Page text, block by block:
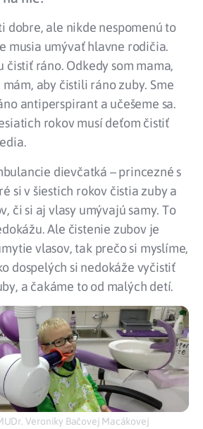
dobre, ale nikde nespomenú to
musia umývať hlavne rodičia.
čistiť ráno. Odkedy som mama,
aby čistili ráno zuby. Sme
antiperspirant a učešeme sa.
rokov musí deťom čistiť
dievčatká – princezné s
si v šiestich rokov čistia zuby a
či si aj vlasy umývajú samy. To
Ale čistenie zubov je
vlasov, tak prečo si myslíme,
dospelých si nedokáže vyčistiť
a čakáme to od malých detí.
Veroniky Bačovej Macákovej